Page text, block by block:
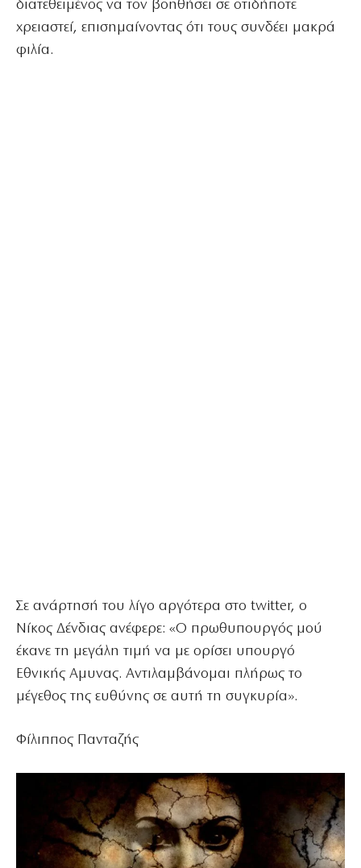
διατεθειμένος να τον βοηθήσει σε οτιδήποτε
χρειαστεί, επισημαίνοντας ότι τους συνδέει μακρά
φιλία.
Σε ανάρτησή του λίγο αργότερα στο twitter, ο
Νίκος Δένδιας ανέφερε: «Ο πρωθυπουργός μού
έκανε τη μεγάλη τιμή να με ορίσει υπουργό
Εθνικής Αμυνας. Αντιλαμβάνομαι πλήρως το
μέγεθος της ευθύνης σε αυτή τη συγκυρία».
Φίλιππος Πανταζής